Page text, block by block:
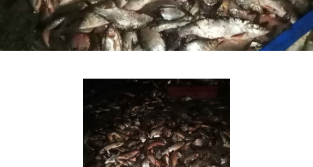
Североморское